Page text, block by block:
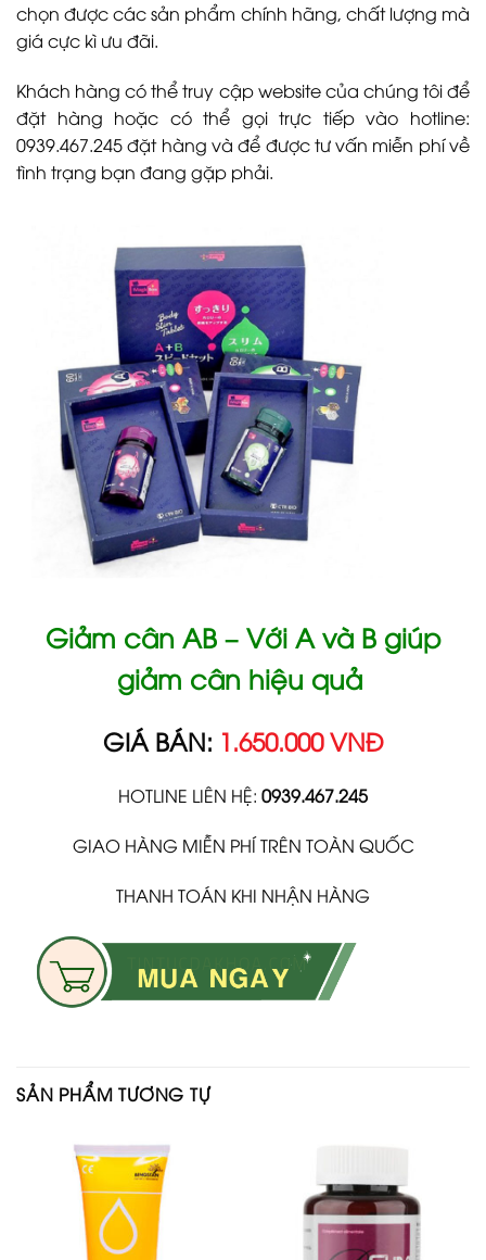
chọn được các sản phẩm chính hãng, chất lượng mà
giá cực kì ưu đãi.
Khách hàng có thể truy cập website của chúng tôi để
đặt hàng hoặc có thể gọi trực tiếp vào hotline:
0939.467.245 đặt hàng và để được tư vấn miễn phí về
tình trạng bạn đang gặp phải.
Giảm cân AB – Với A và B giúp
giảm cân hiệu quả
GIÁ BÁN: 1.650.000 VNĐ
HOTLINE LIÊN HỆ: 0939.467.245
GIAO HÀNG MIỄN PHÍ TRÊN TOÀN QUỐC
THANH TOÁN KHI NHẬN HÀNG
SẢN PHẨM TƯƠNG TỰ